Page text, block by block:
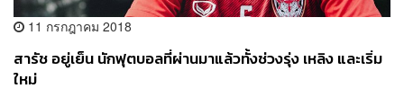
11 กรกฎาคม 2018
สารัช อยู่เย็น นักฟุตบอลที่ผ่านมาแล้วทั้งช่วงรุ่ง เหลิง และเริ่ม
ใหม่